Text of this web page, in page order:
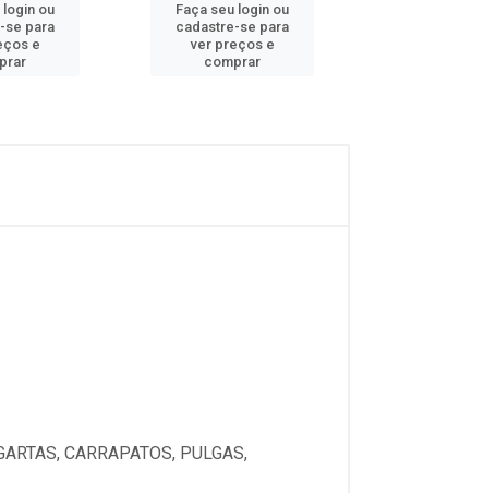
login ou
se para
e
Faça seu login ou
cadastre-se para
ver preços e
comprar
CARRAPATOS, PULGAS,